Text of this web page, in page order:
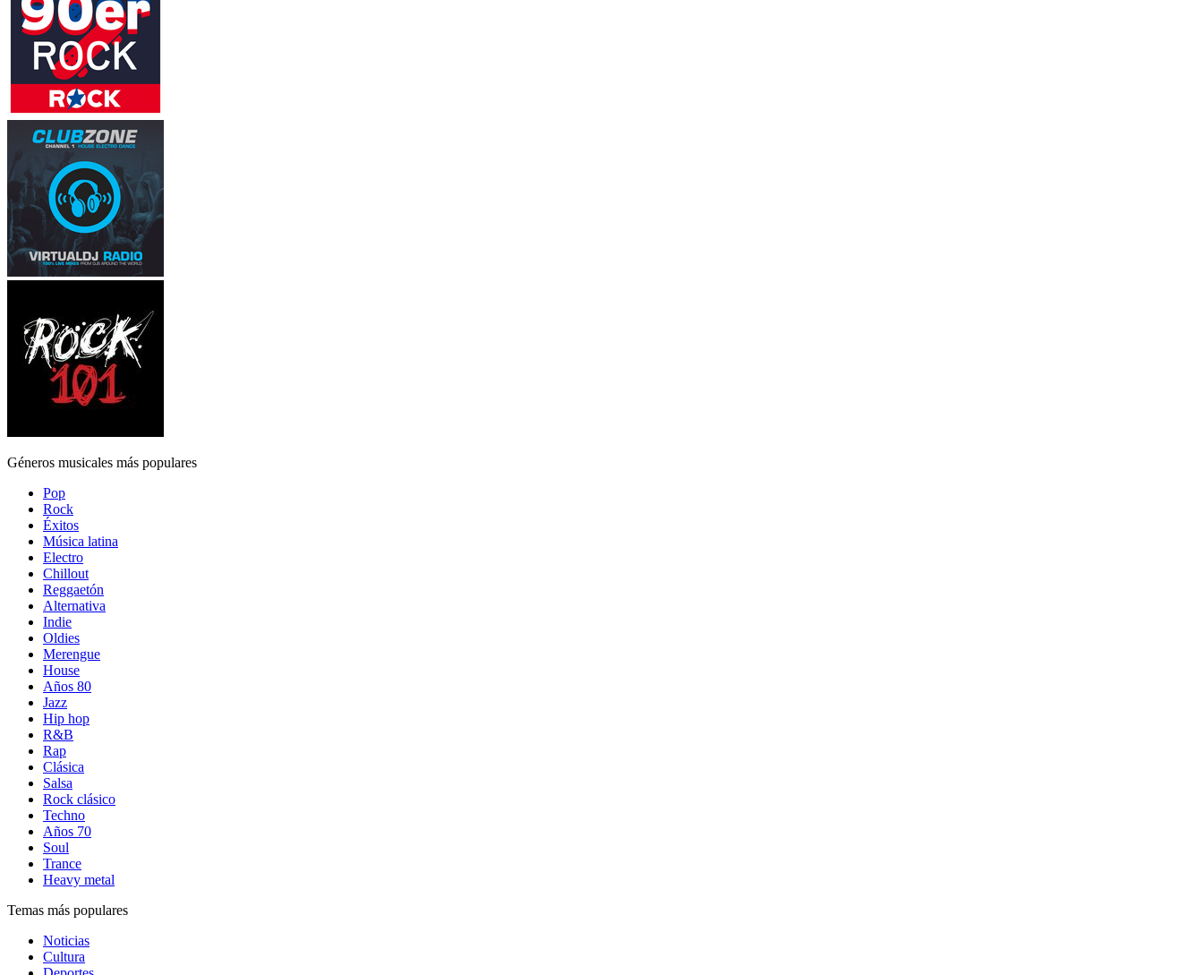
Géneros musicales más populares
Pop
Rock
Éxitos
Música latina
Electro
Chillout
Reggaetón
Alternativa
Indie
Oldies
Merengue
House
Años 80
Jazz
Hip hop
R&B
Rap
Clásica
Salsa
Rock clásico
Techno
Años 70
Soul
Trance
Heavy metal
Temas más populares
Noticias
Cultura